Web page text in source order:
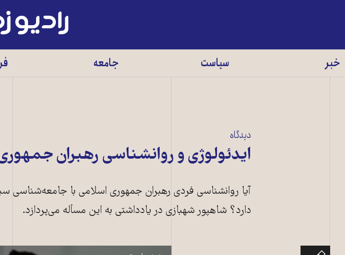
رادیو
زمانه
خبر سیاست جامعه
دیدگاه
ایدئولوژی و روانشناسی رهبران
آیا روانشناسی فردی رهبران جمهوری اسلامی با جامعه‌شناسی
دارد؟ شاهپور شهبازی در یادداشتی به این مسأله می‌پردازد.